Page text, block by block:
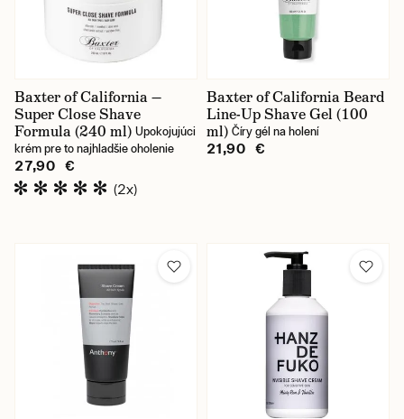
Baxter of California —
Super Close Shave
Formula (240 ml) Upokojujúci
krém pre to najhladšie oholenie
27,90 €
(2x)
Baxter of California Beard
Line-Up Shave Gel (100
ml) Číry gél na holení
21,90 €